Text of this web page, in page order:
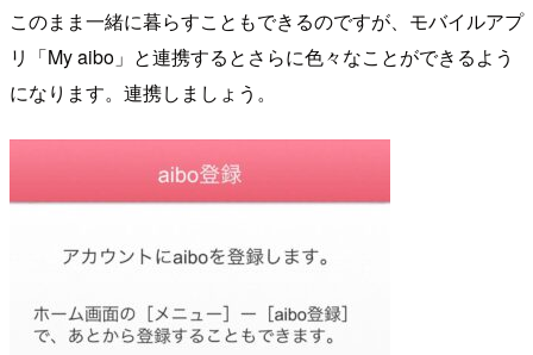
このまま一緒に暮らすこともできるのですが、モバイルアプ
リ「My aibo」と連携するとさらに色々なことができるよう
になります。連携しましょう。